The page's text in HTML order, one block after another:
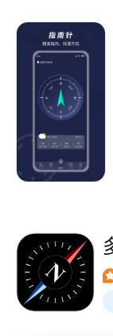
【计步器】
1、记录每日
2、根据运动
【水平仪】
随时随地轻松